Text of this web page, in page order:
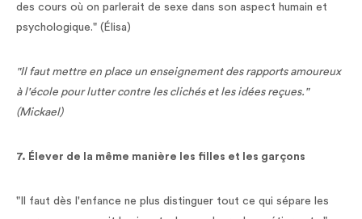
des cours où on parlerait de sexe dans son aspect humain et
psychologique." (Élisa)
"Il faut mettre en place un enseignement des rapports amoureux
à l'école pour lutter contre les clichés et les idées reçues."
(Mickael)
7. Élever de la même manière les filles et les garçons
"Il faut dès l'enfance ne plus distinguer tout ce qui sépare les